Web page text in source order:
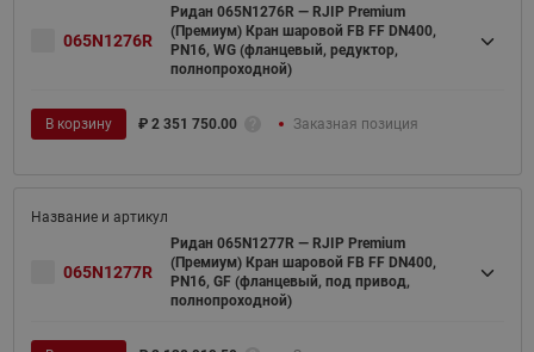
065N1276R
Ридан 065N1276R — RJIP Premium
(Премиум) Кран шаровой FB FF DN400,
PN16, WG (фланцевый, редуктор,
полнопроходной)
В корзину ₽ 2 351 750.00 Заказная позиция
065N1277R
Ридан 065N1277R — RJIP Premium
(Премиум) Кран шаровой FB FF DN400,
PN16, GF (фланцевый, под привод,
полнопроходной)